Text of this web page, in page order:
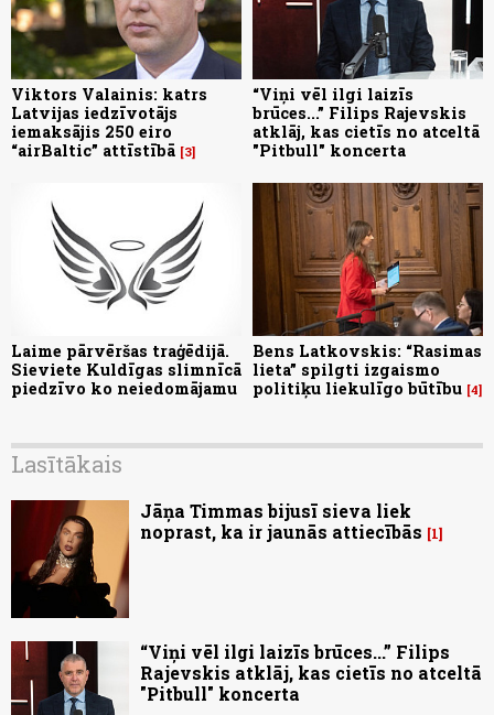
Viktors Valainis: katrs
Latvijas iedzīvotājs
iemaksājis 250 eiro
“airBaltic” attīstībā 3
“Viņi vēl ilgi laizīs
brūces...” Filips Rajevskis
atklāj, kas cietīs no atceltā
"Pitbull" koncerta
Laime pārvēršas traģēdijā.
Sieviete Kuldīgas slimnīcā
piedzīvo ko neiedomājamu
Bens Latkovskis: “Rasimas
lieta” spilgti izgaismo
politiķu liekulīgo būtību 4
Lasītākais
Jāņa Timmas bijusī sieva liek
noprast, ka ir jaunās attiecībās
1
“Viņi vēl ilgi laizīs brūces...” Filips
Rajevskis atklāj, kas cietīs no atceltā
"Pitbull" koncerta